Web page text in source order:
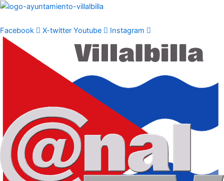
Ir
contenido
Facebook X-twitter Youtube Instagram